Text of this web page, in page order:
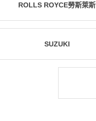
ROLLS ROYCE勞斯萊斯
SUZUKI